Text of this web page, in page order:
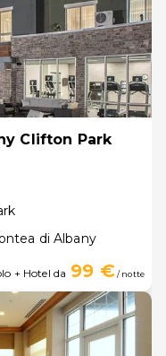
Clifton Park
di Albany
+ Hotel da 99 €/ notte